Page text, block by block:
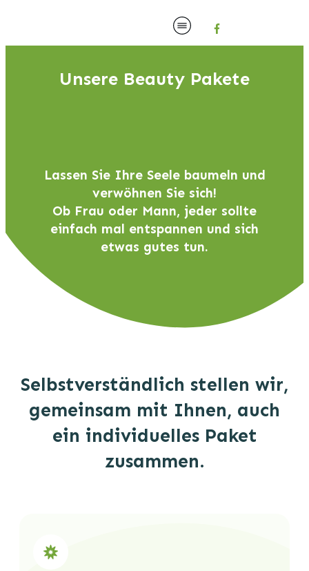
Unsere Beauty Pakete
Lassen Sie Ihre Seele baumeln und
verwöhnen Sie sich!
Ob Frau oder Mann, jeder sollte
einfach mal entspannen und sich
etwas gutes tun.
Selbstverständlich stellen wir,
gemeinsam mit Ihnen, auch
ein individuelles Paket
zusammen.